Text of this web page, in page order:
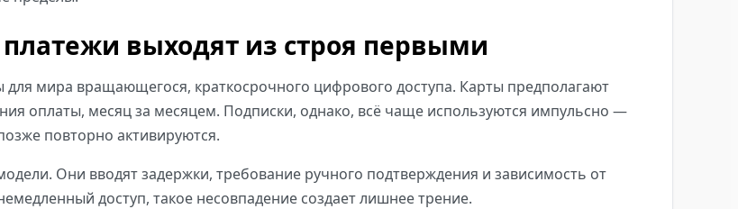
выходят из строя первыми
мира вращающегося, краткосрочного цифрового доступа. Карты предполагают
оплаты, месяц за месяцем. Подписки, однако, всё чаще используются импульсно —
повторно активируются.
Они вводят задержки, требование ручного подтверждения и зависимость от
доступ, такое несовпадение создает лишнее трение.